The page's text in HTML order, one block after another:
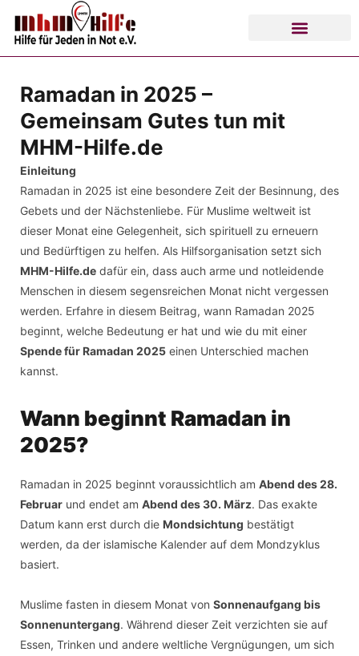
Ramadan in 2025 –
Gemeinsam Gutes tun mit
MHM-Hilfe.de
Einleitung
Ramadan in 2025 ist eine besondere Zeit der Besinnung, des
Gebets und der Nächstenliebe. Für Muslime weltweit ist
dieser Monat eine Gelegenheit, sich spirituell zu erneuern
und Bedürftigen zu helfen. Als Hilfsorganisation setzt sich
MHM-Hilfe.de dafür ein, dass auch arme und notleidende
Menschen in diesem segensreichen Monat nicht vergessen
werden. Erfahre in diesem Beitrag, wann Ramadan 2025
beginnt, welche Bedeutung er hat und wie du mit einer
Spende für Ramadan 2025 einen Unterschied machen
kannst.
Wann beginnt Ramadan in
2025?
Ramadan in 2025 beginnt voraussichtlich am Abend des 28.
Februar und endet am Abend des 30. März. Das exakte
Datum kann erst durch die Mondsichtung bestätigt
werden, da der islamische Kalender auf dem Mondzyklus
basiert.
Muslime fasten in diesem Monat von Sonnenaufgang bis
Sonnenuntergang. Während dieser Zeit verzichten sie auf
Essen, Trinken und andere weltliche Vergnügungen, um sich